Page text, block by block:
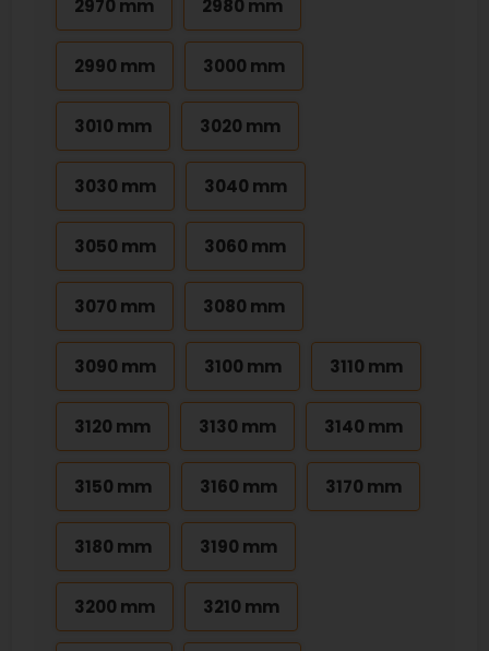
2970 mm 2980 mm
2990 mm 3000 mm
3010 mm 3020 mm
3030 mm 3040 mm
3050 mm 3060 mm
3070 mm 3080 mm
3090 mm 3100 mm 3110 mm
3120 mm 3130 mm 3140 mm
3150 mm 3160 mm 3170 mm
3180 mm 3190 mm
3200 mm 3210 mm